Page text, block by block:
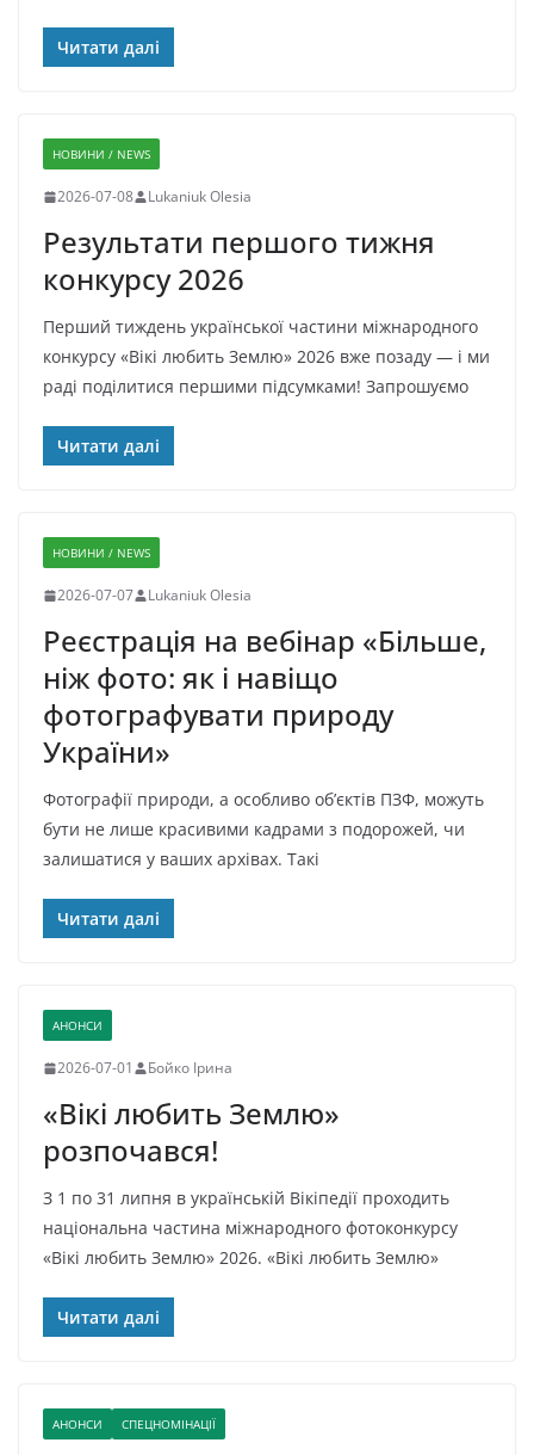
Читати далі
НОВИНИ / NEWS
2026-07-08 Lukaniuk Olesia
Результати першого тижня
конкурсу 2026
Перший тиждень української частини міжнародного
конкурсу «Вікі любить Землю» 2026 вже позаду — і ми
раді поділитися першими підсумками! Запрошуємо
Читати далі
НОВИНИ / NEWS
2026-07-07 Lukaniuk Olesia
Реєстрація на вебінар «Більше,
ніж фото: як і навіщо
фотографувати природу
України»
Фотографії природи, а особливо об’єктів ПЗФ, можуть
бути не лише красивими кадрами з подорожей, чи
залишатися у ваших архівах. Такі
Читати далі
АНОНСИ
2026-07-01 Бойко Ірина
«Вікі любить Землю»
розпочався!
З 1 по 31 липня в українській Вікіпедії проходить
національна частина міжнародного фотоконкурсу
«Вікі любить Землю» 2026. «Вікі любить Землю»
Читати далі
АНОНСИ СПЕЦНОМІНАЦІЇ